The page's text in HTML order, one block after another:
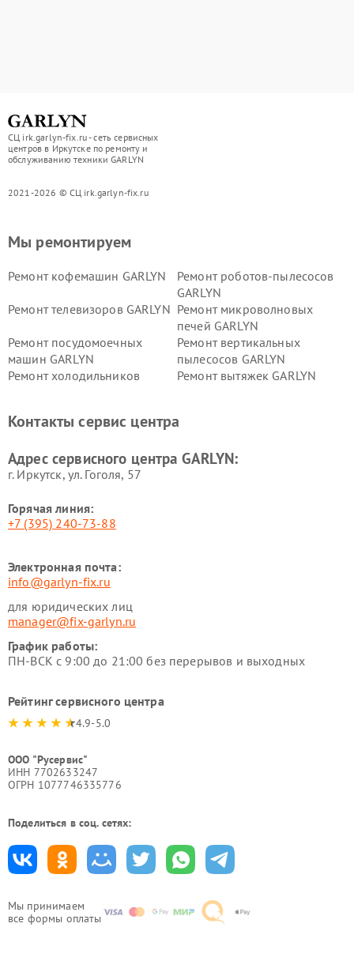
СЦ irk.garlyn-fix.ru - сеть сервисных
центров в Иркутске по ремонту и
обслуживанию техники GARLYN
2021-2026 © СЦ irk.garlyn-fix.ru
Мы принимаем
все формы оплаты
Мы ремонтируем
Ремонт кофемашин GARLYN
Ремонт роботов-пылесосов
GARLYN
Ремонт телевизоров GARLYN Ремонт микроволновых
печей GARLYN
Ремонт посудомоечных
машин GARLYN
Ремонт вертикальных
пылесосов GARLYN
Ремонт холодильников
Ремонт вытяжек GARLYN
стеклоочистителей GARLYN
GARLYN
GARLYN
Контакты сервис центра
Адрес сервисного центра GARLYN:
г. Иркутск, ул. ​Гоголя, 57
Горячая линия:
+7 (395) 240-73-88
Электронная почта:
info@garlyn-fix.ru
для юридических лиц
manager@fix-garlyn.ru
График работы:
ПН-ВСК с 9:00 до 21:00 без перерывов и выходных
Рейтинг сервисного центра
4.9-5.0
ООО "Русервис"
ИНН 7702633247
ОГРН 1077746335776
Поделиться в соц. сетях: